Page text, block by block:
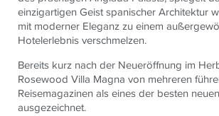
einzigartigen Geist spanischer Architektur
mit moderner Eleganz zu einem
Hotelerlebnis verschmelzen.
Bereits kurz nach der Neueröffnung im
Rosewood Villa Magna von mehreren
Reisemagazinen als eines der besten
ausgezeichnet.